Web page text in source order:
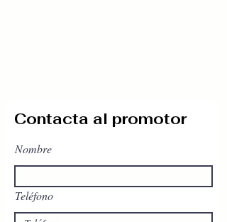
Contacta al promotor
Nombre
Teléfono